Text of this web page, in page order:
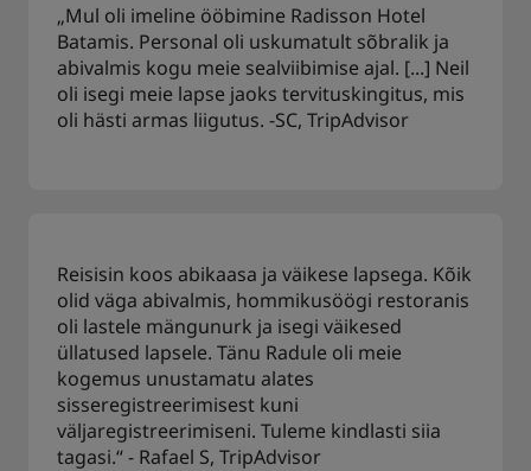
„Mul oli imeline ööbimine Radisson Hotel
Batamis. Personal oli uskumatult sõbralik ja
abivalmis kogu meie sealviibimise ajal. [...] Neil
oli isegi meie lapse jaoks tervituskingitus, mis
oli hästi armas liigutus. -SC, TripAdvisor
Reisisin koos abikaasa ja väikese lapsega. Kõik
olid väga abivalmis, hommikusöögi restoranis
oli lastele mängunurk ja isegi väikesed
üllatused lapsele. Tänu Radule oli meie
kogemus unustamatu alates
sisseregistreerimisest kuni
väljaregistreerimiseni. Tuleme kindlasti siia
tagasi.“ - Rafael S, TripAdvisor